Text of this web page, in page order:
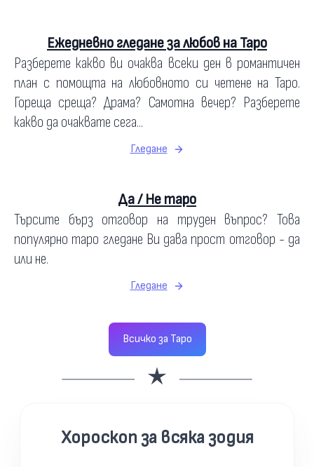
Ежедневно гледане за любов на Таро
Разберете какво ви очаква всеки ден в романтичен
план с помощта на любовното си четене на Таро.
Гореща среща? Драма? Самотна вечер? Разберете
какво да очаквате сега...
Гледане
Да / Не таро
Търсите бърз отговор на труден въпрос? Това
популярно таро гледане Ви дава прост отговор - да
или не.
Гледане
Всичко за Таро
Хороскоп за всяка зодия